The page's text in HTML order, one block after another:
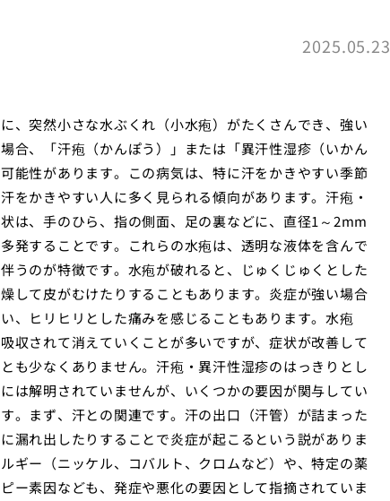
2025.05.23
、突然小さな水ぶくれ（小水疱）がたくさんでき、強い
合、「汗疱（かんぽう）」または「異汗性湿疹（いかん
能性があります。この病気は、特に汗をかきやすい季節
をかきやすい人に多く見られる傾向があります。汗疱・
は、手のひら、指の側面、足の裏などに、直径1～2mm
発することです。これらの水疱は、透明な液体を含んで
うのが特徴です。水疱が破れると、じゅくじゅくとした
して皮がむけたりすることもあります。炎症が強い場合
、ヒリヒリとした痛みを感じることもあります。水疱
収されて消えていくことが多いですが、症状が改善して
も少なくありません。汗疱・異汗性湿疹のはっきりとし
は解明されていませんが、いくつかの要因が関与してい
。まず、汗との関連です。汗の出口（汗管）が詰まった
漏れ出したりすることで炎症が起こるという説がありま
ギー（ニッケル、コバルト、クロムなど）や、特定の薬
ー素因なども、発症や悪化の要因として指摘されていま